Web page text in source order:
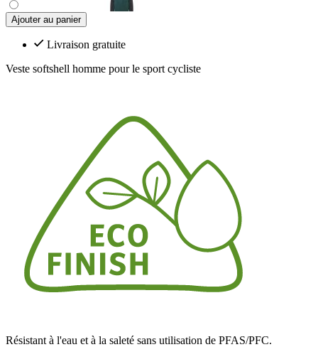
Ajouter au panier
Livraison gratuite
Veste softshell homme pour le sport cycliste
Résistant à l'eau et à la saleté sans utilisation de PFAS/PFC.